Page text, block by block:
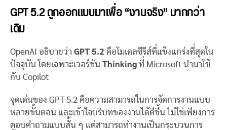
GPT 5.2 ถูกออกแบบมาเพื่อ “งานจริง” มากกว่า
เดิม
OpenAI อธิบายว่า GPT 5.2 คือโมเดลซีรีส์ที่แข็งแกร่งที่สุดใน
ปัจจุบัน โดยเฉพาะเวอร์ชัน Thinking ที่ Microsoft นำมาใช้
กับ Copilot
จุดเด่นของ GPT 5.2 คือความสามารถในการจัดการงานแบบ
หลายขั้นตอน และเข้าใจบริบทของงานได้ดีขึ้น ไม่ใช่เพียงการ
ตอบคำถามแบบสั้น ๆ แต่สามารถทำงานเป็นกระบวนการ